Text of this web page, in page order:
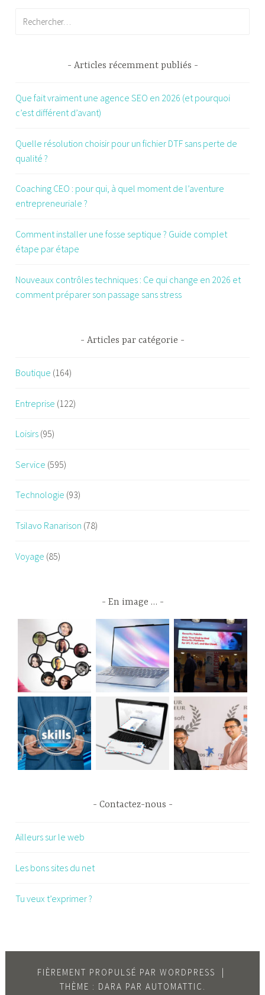
Articles récemment publiés
Que fait vraiment une agence SEO en 2026 (et pourquoi
c’est différent d’avant)
Quelle résolution choisir pour un fichier DTF sans perte de
qualité ?
Coaching CEO : pour qui, à quel moment de l’aventure
entrepreneuriale ?
Comment installer une fosse septique ? Guide complet
étape par étape
Nouveaux contrôles techniques : Ce qui change en 2026 et
comment préparer son passage sans stress
Articles par catégorie
Boutique (164)
Entreprise (122)
Loisirs (95)
Service (595)
Technologie (93)
Tsilavo Ranarison (78)
Voyage (85)
En image …
Contactez-nous
Ailleurs sur le web
Les bons sites du net
Tu veux t’exprimer ?
FIÈREMENT PROPULSÉ PAR WORDPRESS
THÈME : DARA PAR AUTOMATTIC .